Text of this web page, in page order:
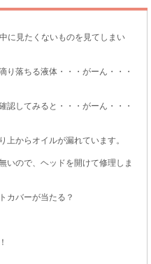
に見たくないものを見てしまい
り落ちる液体・・・がーん・・・
認してみると・・・がーん・・・
上からオイルが漏れています。
いので、ヘッドを開けて修理しま
カバーが当たる？